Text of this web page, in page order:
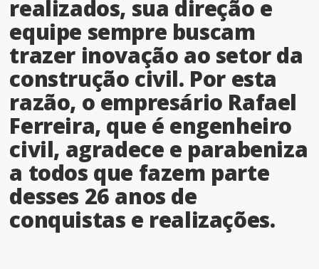
realizados, sua direção e
equipe sempre buscam
trazer inovação ao setor da
construção civil. Por esta
razão, o empresário Rafael
Ferreira, que é engenheiro
civil, agradece e parabeniza
a todos que fazem parte
desses 26 anos de
conquistas e realizações.